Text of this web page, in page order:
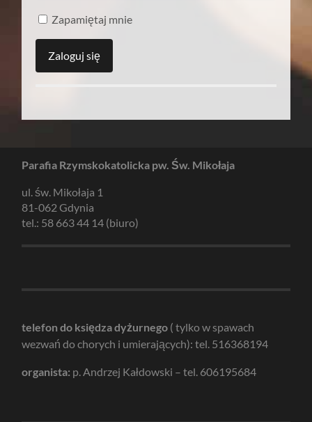
Zapamiętaj mnie
Parafia Rzymskokatolicka pw. Św. Mikołaja
ul. św. Mikołaja 1
81-062 Gdynia
tel.: 58 663 44 14 (biuro)
telefon do księdza dyżurnego ( tylko w spawach
wezwań do chorych i umierających): tel. 516368194
organista: p. Andrzej Kałdowski – tel. 606195684